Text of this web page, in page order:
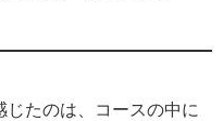
たのは、コースの中に